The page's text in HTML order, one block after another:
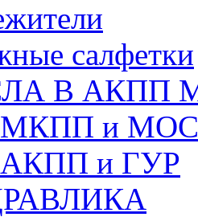
салфетки
В АКПП
МКПП и
и ГУР